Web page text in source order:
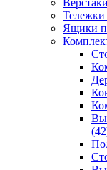
Верстаки
Тележки
Ящики